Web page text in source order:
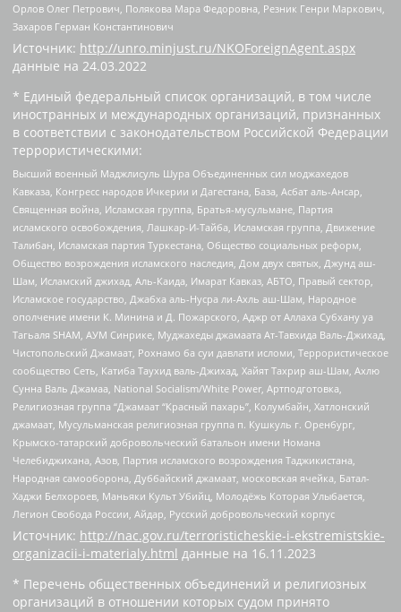
Орлов Олег Петрович, Полякова Мара Федоровна, Резник Генри Маркович,
Захаров Герман Константинович
Источник: http://unro.minjust.ru/NKOForeignAgent.aspx
данные на 24.03.2022
* Единый федеральный список организаций, в том числе
иностранных и международных организаций, признанных
в соответствии с законодательством Российской Федерации
террористическими:
Высший военный Маджлисуль Шура Объединенных сил моджахедов
Кавказа, Конгресс народов Ичкерии и Дагестана, База, Асбат аль-Ансар,
Священная война, Исламская группа, Братья-мусульмане, Партия
исламского освобождения, Лашкар-И-Тайба, Исламская группа, Движение
Талибан, Исламская партия Туркестана, Общество социальных реформ,
Общество возрождения исламского наследия, Дом двух святых, Джунд аш-
Шам, Исламский джихад, Аль-Каида, Имарат Кавказ, АБТО, Правый сектор,
Исламское государство, Джабха аль-Нусра ли-Ахль аш-Шам, Народное
ополчение имени К. Минина и Д. Пожарского, Аджр от Аллаха Субхану уа
Тагьаля SHAM, АУМ Синрике, Муджахеды джамаата Ат-Тавхида Валь-Джихад,
Чистопольский Джамаат, Рохнамо ба суи давлати исломи, Террористическое
сообщество Сеть, Катиба Таухид валь-Джихад, Хайят Тахрир аш-Шам, Ахлю
Сунна Валь Джамаа, National Socialism/White Power, Артподготовка,
Религиозная группа “Джамаат “Красный пахарь”, Колумбайн, Хатлонский
джамаат, Мусульманская религиозная группа п. Кушкуль г. Оренбург,
Крымско-татарский добровольческий батальон имени Номана
Челебиджихана, Азов, Партия исламского возрождения Таджикистана,
Народная самооборона, Дуббайский джамаат, московская ячейка, Батал-
Хаджи Белхороев, Маньяки Культ Убийц, Молодёжь Которая Улыбается,
Легион Свобода России, Айдар, Русский добровольческий корпус
Источник: http://nac.gov.ru/terroristicheskie-i-ekstremistskie-
organizacii-i-materialy.html данные на 16.11.2023
* Перечень общественных объединений и религиозных
организаций в отношении которых судом принято